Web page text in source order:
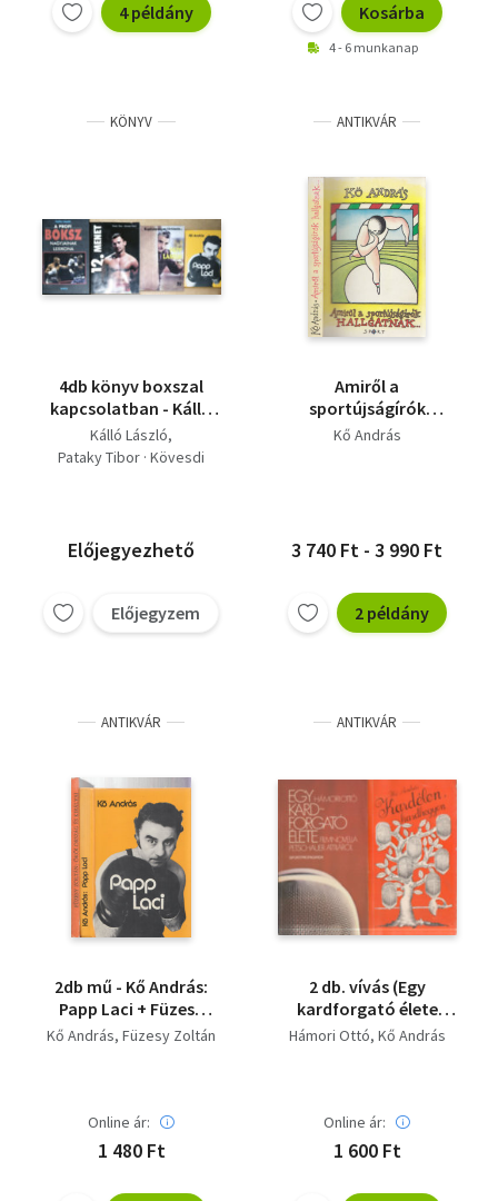
4 példány Kosárba
4 - 6 munkanap
KÖNYV
4db könyv boxszal
kapcsolatban - Kálló
László-A profi boksz
nagyjainak lexikona,
András-Papp László
Kálló László
Pataky Tibor · Kövesdi
Kő András
Előjegyezhető
Előjegyzem
ANTIKVÁR
Amiről a
sportújságírók
hallgatnak (dedikált)
Kő András
3 740 Ft - 3 990 Ft
2 példány
ANTIKVÁR
2db mű - Kő András:
Papp Laci + Füzesy
Zoltán: Ökölország és
Kő András Füzesy Zoltán
Online ár:
1 480 Ft
ANTIKVÁR
2 db. vívás (Egy
kardforgató élete
(Filmnovella
Hámori Ottó Kő András
Online ár:
1 600 Ft